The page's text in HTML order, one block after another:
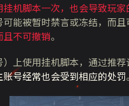
挂机脚本一次，也会导致玩
能被暂时禁言或冻结，而且
不可撤销。
上使用挂机脚本，通过推
号经常也会受到相应的处罚。